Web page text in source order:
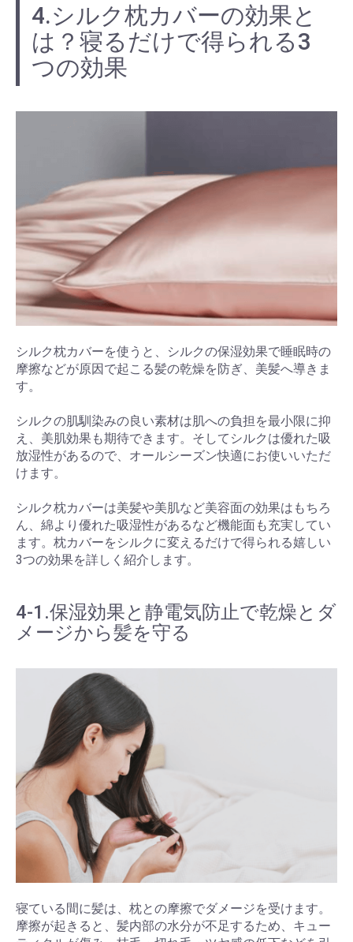
4.シルク枕カバーの効果と
は？寝るだけで得られる3
つの効果
シルク枕カバーを使うと、シルクの保湿効果で睡眠時の
摩擦などが原因で起こる髪の乾燥を防ぎ、美髪へ導きま
す。
シルクの肌馴染みの良い素材は肌への負担を最小限に抑
え、美肌効果も期待できます。そしてシルクは優れた吸
放湿性があるので、オールシーズン快適にお使いいただ
けます。
シルク枕カバーは美髪や美肌など美容面の効果はもちろ
ん、綿より優れた吸湿性があるなど機能面も充実してい
ます。枕カバーをシルクに変えるだけで得られる嬉しい
3つの効果を詳しく紹介します。
4-1.保湿効果と静電気防止で乾燥とダ
メージから髪を守る
寝ている間に髪は、枕との摩擦でダメージを受けます。
摩擦が起きると、髪内部の水分が不足するため、キュー